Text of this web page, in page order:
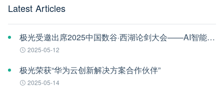
Latest Articles
极光受邀出席2025中国数谷·西湖论剑大会——AI智能体应用与安全治理论坛
2025-05-12
极光荣获“华为云创新解决方案合作伙伴”
2025-05-14